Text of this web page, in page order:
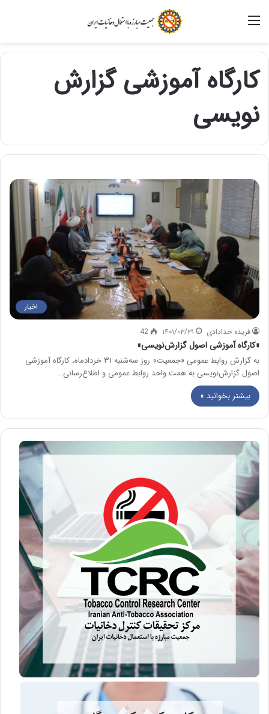
کارگاه آموزشی گزارش
نویسی
اخبار
فریده خدادادی ۱۴۰۱/۰۳/۳۱ 42
«کارگاه آموزشی اصول گزارش‌نویسی»
به گزارش روابط عمومی «جمعیت» روز سه‌شنبه ۳۱ خردادماه، کارگاه آموزشی
اصول گزارش‌نویسی به همت واحد روابط عمومی و اطلاع‌رسانی…
بیشتر بخوانید »